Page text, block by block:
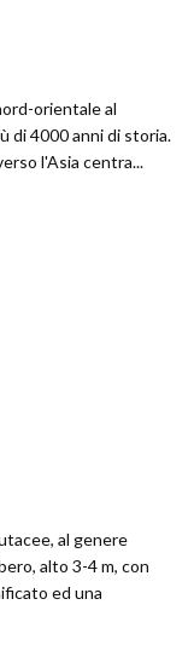
orientale al
di 4000 anni di storia.
l'Asia centra...
al genere
alto 3-4 m, con
ed una